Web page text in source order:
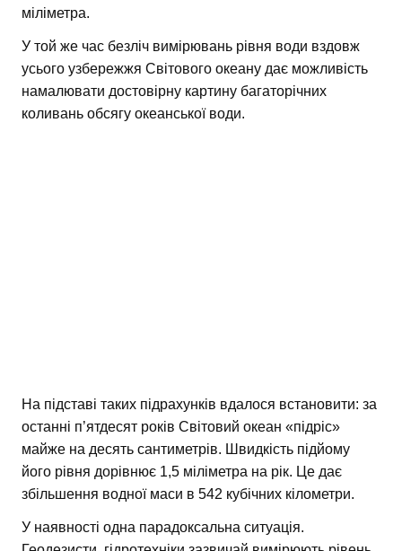
міліметра.
У той же час безліч вимірювань рівня води вздовж
усього узбережжя Світового океану дає можливість
намалювати достовірну картину багаторічних
коливань обсягу океанської води.
На підставі таких підрахунків вдалося встановити: за
останні п’ятдесят років Світовий океан «підріс»
майже на десять сантиметрів. Швидкість підйому
його рівня дорівнює 1,5 міліметра на рік. Це дає
збільшення водної маси в 542 кубічних кілометри.
У наявності одна парадоксальна ситуація.